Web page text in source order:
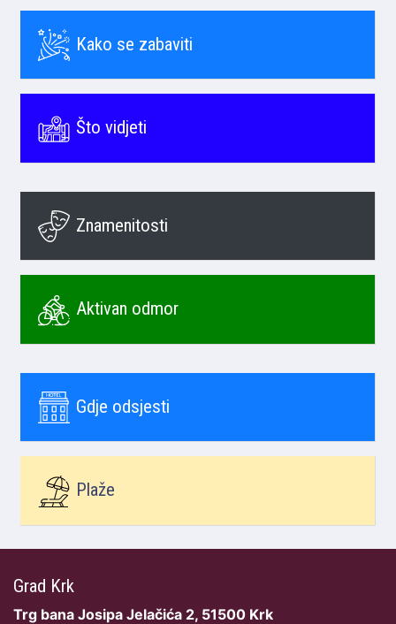
Kako se zabaviti
Što vidjeti
Znamenitosti
Aktivan odmor
Gdje odsjesti
Plaže
Grad Krk
Trg bana Josipa Jelačića 2, 51500 Krk